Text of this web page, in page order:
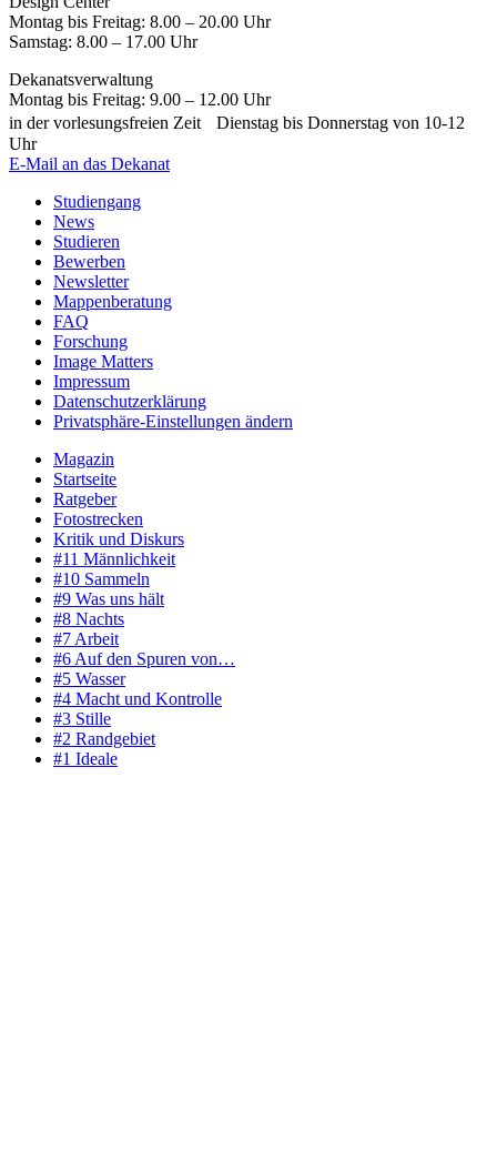
Montag bis Freitag: 8.00 – 20.00 Uhr
Samstag: 8.00 – 17.00 Uhr
Dekanatsverwaltung
Montag bis Freitag: 9.00 – 12.00 Uhr
in der vorlesungsfreien Zeit Dienstag bis Donnerstag von 10-12
Uhr
E-Mail an das Dekanat
Studiengang
News
Studieren
Bewerben
Newsletter
Mappenberatung
FAQ
Forschung
Image Matters
Impressum
Datenschutzerklärung
Privatsphäre-Einstellungen ändern
Magazin
Startseite
Ratgeber
Fotostrecken
Kritik und Diskurs
#11 Männlichkeit
#10 Sammeln
#9 Was uns hält
#8 Nachts
#7 Arbeit
#6 Auf den Spuren von…
#5 Wasser
#4 Macht und Kontrolle
#3 Stille
#2 Randgebiet
#1 Ideale